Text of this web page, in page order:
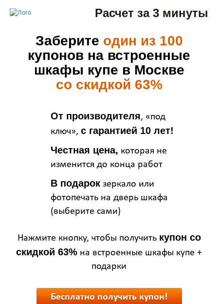
Расчет за 3 минуты
Заберите один из 100
купонов на встроенные
шкафы купе в Москве
со скидкой 63%
От производителя, «под
ключ», с гарантией 10 лет!
Честная цена, которая не
изменится до конца работ
В подарок зеркало или
фотопечать на дверь шкафа
(выберите сами)
Нажмите кнопку, чтобы получить купон со
скидкой 63% на встроенные шкафы купе +
подарки
Бесплатно получить купон!